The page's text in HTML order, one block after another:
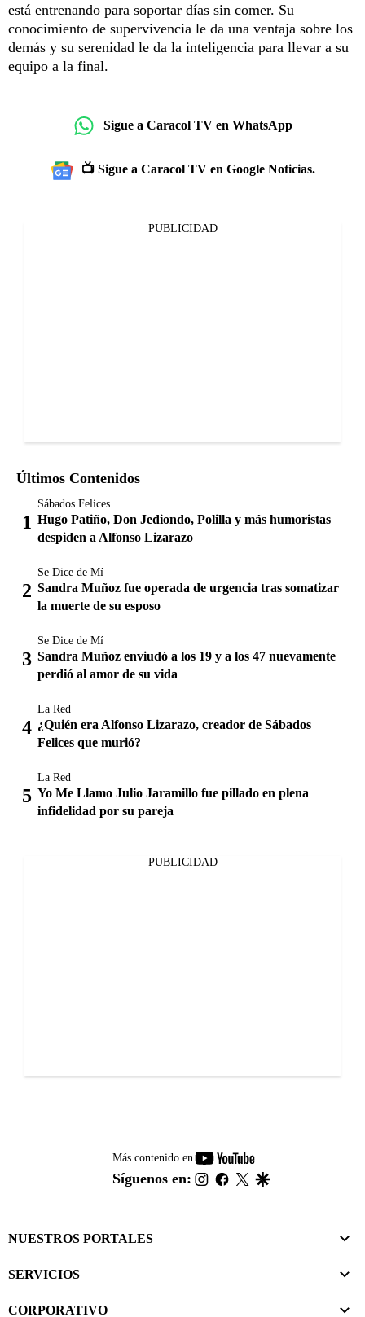
está entrenando para soportar días sin comer. Su
conocimiento de supervivencia le da una ventaja sobre los
demás y su serenidad le da la inteligencia para llevar a su
equipo a la final.
Sigue a Caracol TV en WhatsApp
📺 Sigue a Caracol TV en Google Noticias.
PUBLICIDAD
Últimos Contenidos
Sábados Felices
Hugo Patiño, Don Jediondo, Polilla y más humoristas
despiden a Alfonso Lizarazo
Se Dice de Mí
Sandra Muñoz fue operada de urgencia tras somatizar
la muerte de su esposo
Se Dice de Mí
Sandra Muñoz enviudó a los 19 y a los 47 nuevamente
perdió al amor de su vida
La Red
¿Quién era Alfonso Lizarazo, creador de Sábados
Felices que murió?
La Red
Yo Me Llamo Julio Jaramillo fue pillado en plena
infidelidad por su pareja
PUBLICIDAD
Más contenido en
youtube-
footer
Síguenos en: instagram
facebook
twitter
NUESTROS PORTALES
SERVICIOS
CORPORATIVO